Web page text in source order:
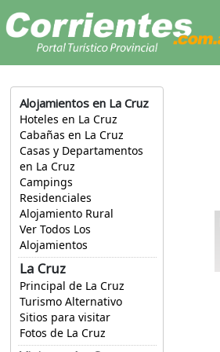
Alojamientos en La Cruz
Hoteles en La Cruz
Cabañas en La Cruz
Casas y Departamentos
en La Cruz
Campings
Residenciales
Alojamiento Rural
Ver Todos Los
Alojamientos
La Cruz
Principal de La Cruz
Turismo Alternativo
Sitios para visitar
Fotos de La Cruz